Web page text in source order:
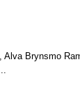
Alva Brynsmo